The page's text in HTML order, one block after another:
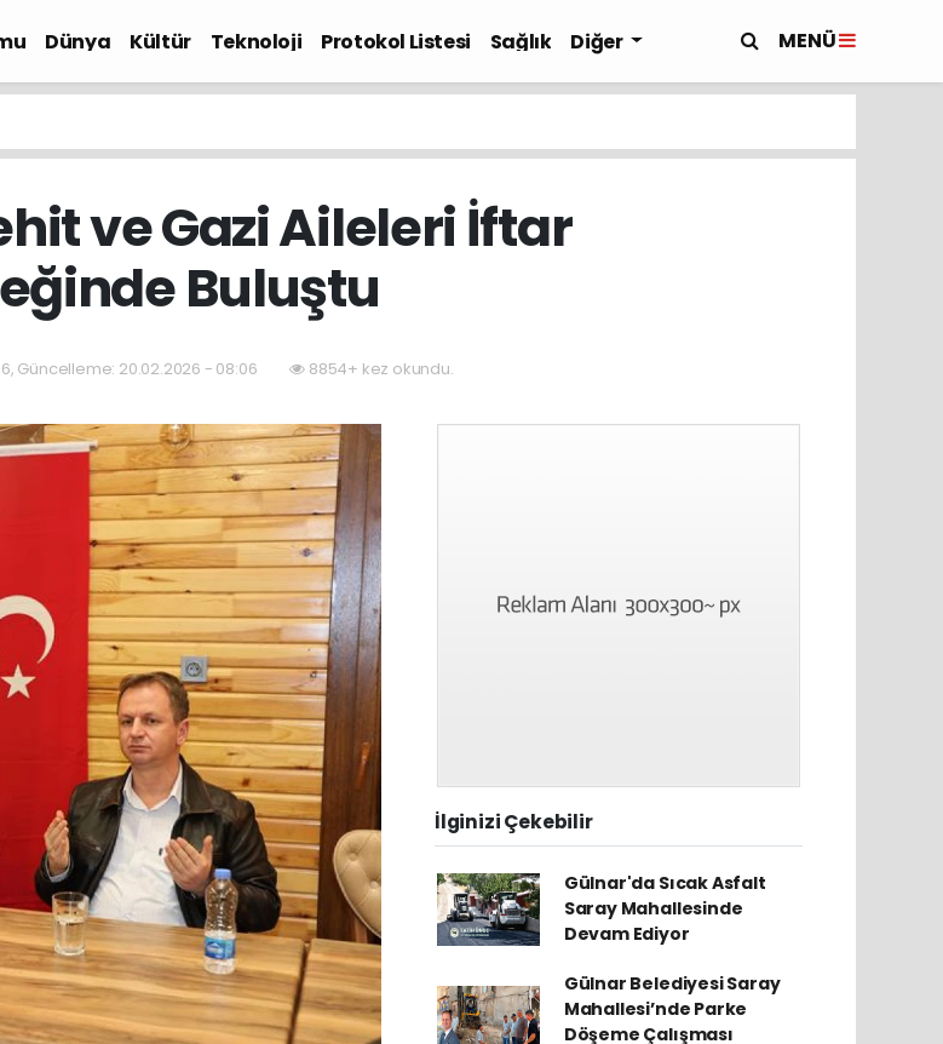
Dünya Kültür Teknoloji Protokol Listesi Sağlık Diğer MENÜ
ve Gazi Aileleri İftar
Buluştu
Güncelleme: 20.02.2026 - 08:06 8854+ kez okundu.
İlginizi Çekebilir
Gülnar'da Sıcak Asfalt
Saray Mahallesinde
Devam Ediyor
Gülnar Belediyesi Saray
Mahallesi’nde Parke
Döşeme Çalışması